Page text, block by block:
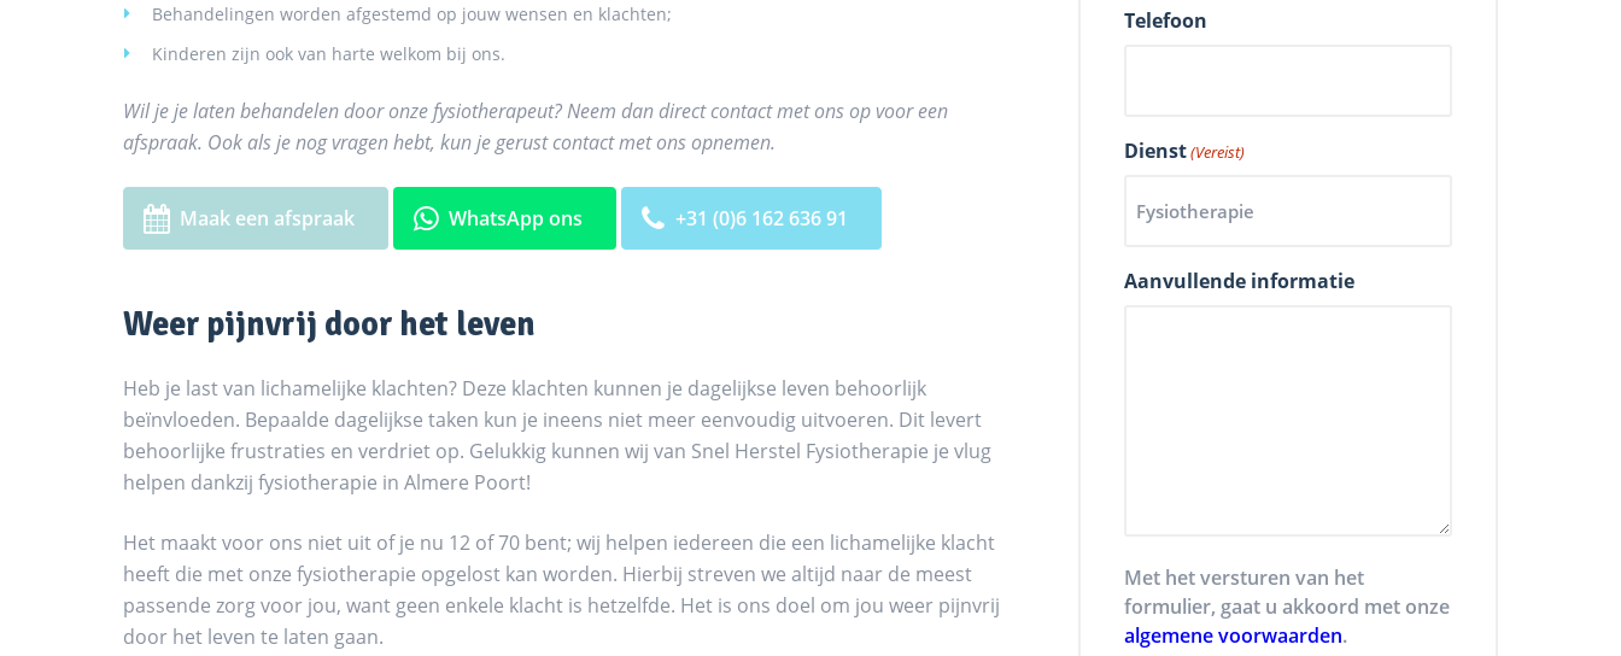
Behandelingen worden afgestemd op jouw wensen en klachten;
Kinderen zijn ook van harte welkom bij ons.
Wil je je laten behandelen door onze fysiotherapeut? Neem dan direct contact met ons op voor een
afspraak. Ook als je nog vragen hebt, kun je gerust contact met ons opnemen.
Maak een afspraak WhatsApp ons +31 (0)6 162 636 91
Weer pijnvrij door het leven
Heb je last van lichamelijke klachten? Deze klachten kunnen je dagelijkse leven behoorlijk
beïnvloeden. Bepaalde dagelijkse taken kun je ineens niet meer eenvoudig uitvoeren. Dit levert
behoorlijke frustraties en verdriet op. Gelukkig kunnen wij van Snel Herstel Fysiotherapie je vlug
helpen dankzij fysiotherapie in Almere Poort!
Het maakt voor ons niet uit of je nu 12 of 70 bent; wij helpen iedereen die een lichamelijke klacht
heeft die met onze fysiotherapie opgelost kan worden. Hierbij streven we altijd naar de meest
passende zorg voor jou, want geen enkele klacht is hetzelfde. Het is ons doel om jou weer pijnvrij
door het leven te laten gaan.
Telefoon
Dienst(Vereist)
Aanvullende informatie
Met het versturen van het
formulier, gaat u akkoord met onze
algemene voorwaarden.